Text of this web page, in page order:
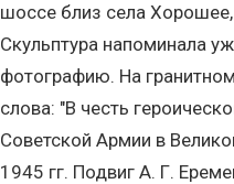
шоссе близ села
Скульптура напоминала
фотографию. На
слова: "В честь
Советской Армии в
1945 гг. Подвиг А. Г.